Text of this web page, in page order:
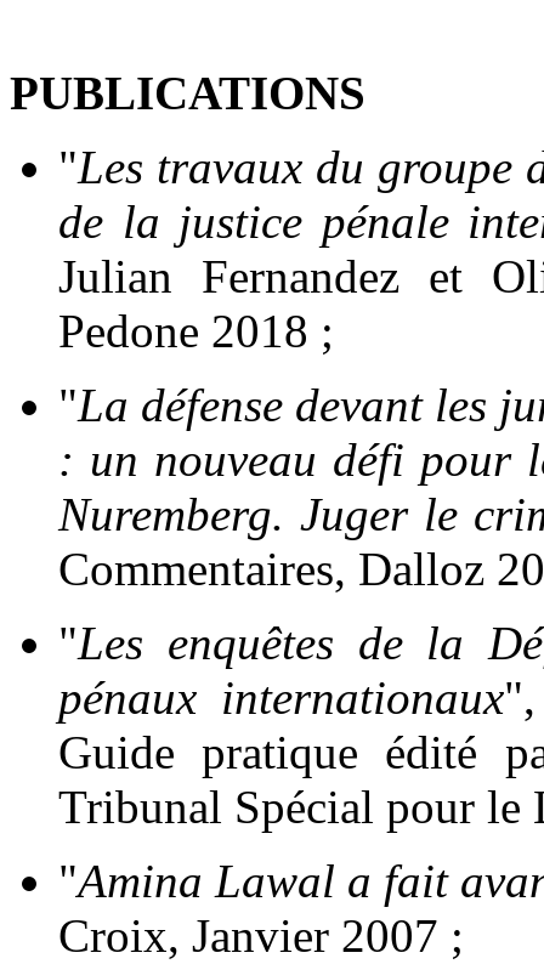
PUBLICATIONS
"Les travaux du groupe
de la justice pénale
Julian Fernandez et
Pedone 2018 ;
"La défense devant les
: un nouveau défi pour
Nuremberg. Juger le
Commentaires, Dalloz
"Les enquêtes de la
pénaux internationaux
Guide pratique édité
Tribunal Spécial pour
"Amina Lawal a fait
Croix, Janvier 2007 ;